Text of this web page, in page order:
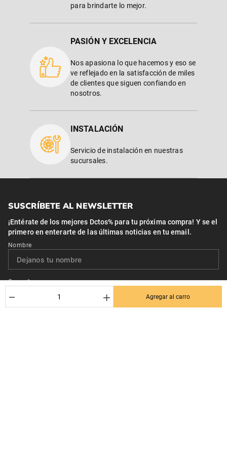
＋
－ Agregar al carro
para brindarte lo mejor.
PASIÓN Y EXCELENCIA
Nos apasiona lo que hacemos y eso se
ve reflejado en la satisfacción de miles
de clientes que siguen confiando en
nosotros.
INSTALACIÓN
Servicio de instalación en nuestras
sucursales.
SUSCRÍBETE AL NEWSLETTER
¡Entérate de los mejores Dctos% para tu próxima compra! Y se el
primero en enterarte de las últimas noticias en tu email.
Nombre
Correo*